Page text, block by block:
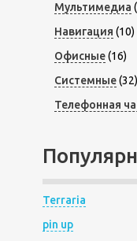
Мультимедиа
Навигация (10)
Офисные(16)
Системные(32)
Телефонная
Terraria
pin up